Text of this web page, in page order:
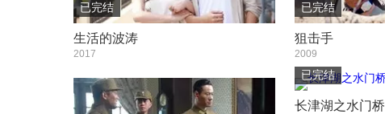
已完结
生活的波涛
2017
已完结
狙击手
2009
已完结
长津湖之水门桥